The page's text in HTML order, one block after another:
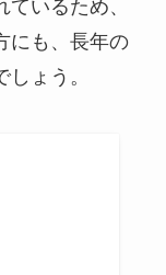
ル 販売終了は
ョコリキュール
ストコで売って
しい？気になる
いるため、
にも、長年の
ょう。